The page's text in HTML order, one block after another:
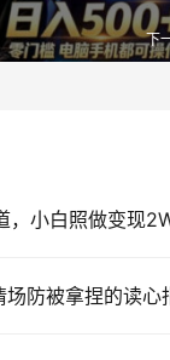
下
，小白照做变现
防被拿捏的读心